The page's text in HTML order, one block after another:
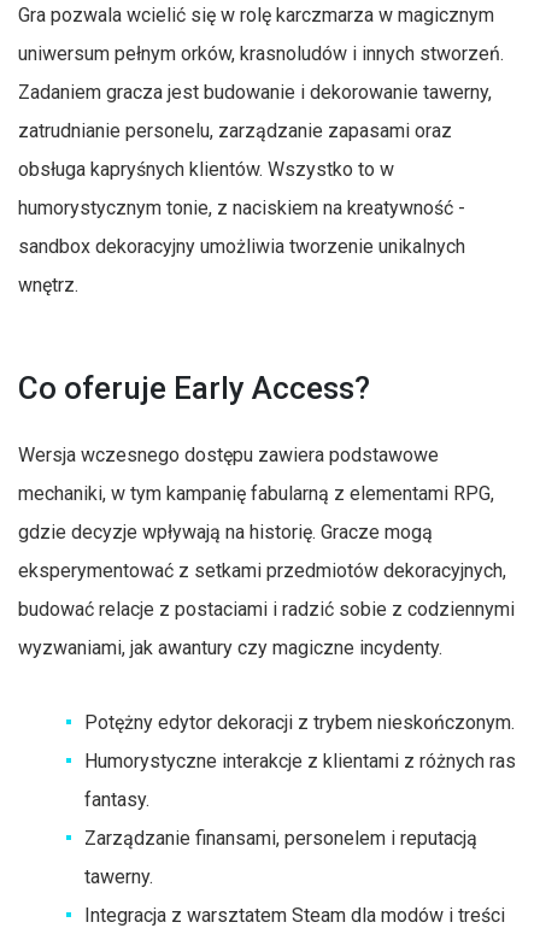
Gra pozwala wcielić się w rolę karczmarza w magicznym
uniwersum pełnym orków, krasnoludów i innych stworzeń.
Zadaniem gracza jest budowanie i dekorowanie tawerny,
zatrudnianie personelu, zarządzanie zapasami oraz
obsługa kapryśnych klientów. Wszystko to w
humorystycznym tonie, z naciskiem na kreatywność -
sandbox dekoracyjny umożliwia tworzenie unikalnych
wnętrz.
Co oferuje Early Access?
Wersja wczesnego dostępu zawiera podstawowe
mechaniki, w tym kampanię fabularną z elementami RPG,
gdzie decyzje wpływają na historię. Gracze mogą
eksperymentować z setkami przedmiotów dekoracyjnych,
budować relacje z postaciami i radzić sobie z codziennymi
wyzwaniami, jak awantury czy magiczne incydenty.
Potężny edytor dekoracji z trybem nieskończonym.
Humorystyczne interakcje z klientami z różnych ras
fantasy.
Zarządzanie finansami, personelem i reputacją
tawerny.
Integracja z warsztatem Steam dla modów i treści